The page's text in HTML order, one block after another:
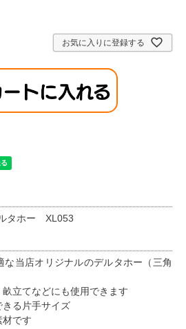
お気に入りに登録する
タホー XL053
な当店オリジナルのデルタホー（三角
立てなどにも使用できます
る片手サイズ
材です